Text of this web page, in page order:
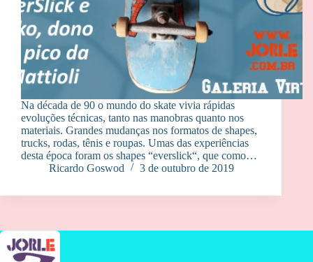
Na década de 90 o mundo do skate vivia rápidas
evoluções técnicas, tanto nas manobras quanto nos
materiais. Grandes mudanças nos formatos de shapes,
trucks, rodas, tênis e roupas. Umas das experiências
desta época foram os shapes “everslick“, que como…
Ricardo Goswod
3 de outubro de 2019